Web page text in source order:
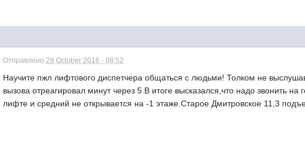
Отправлено28 October 2016 - 08:52
Научите пжл лифтового диспетчера общаться с людьми! Толком не
вызова отреагировал минут через 5.В итоге высказался,что надо звонить
лифте и средний не открывается на -1 этаже.Старое Дмитровское 11,3